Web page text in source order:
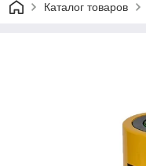
Каталог товаров